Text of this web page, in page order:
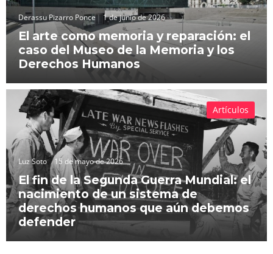
Derassu Pizarro Ponce 1 de junio de 2026
El arte como memoria y reparación: el
caso del Museo de la Memoria y los
Derechos Humanos
Luz Soto 15 de mayo de 2026
El fin de la Segunda Guerra Mundial: el
nacimiento de un sistema de
derechos humanos que aún debemos
defender
Artículos